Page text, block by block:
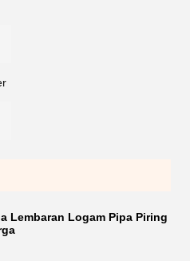
Lembaran Logam Pipa Piring